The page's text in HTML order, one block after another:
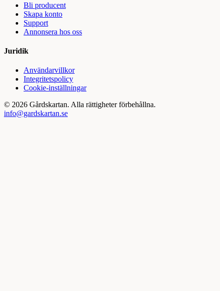
Bli producent
Skapa konto
Support
Annonsera hos oss
Juridik
Användarvillkor
Integritetspolicy
Cookie-inställningar
© 2026 Gårdskartan. Alla rättigheter förbehållna.
info@gardskartan.se